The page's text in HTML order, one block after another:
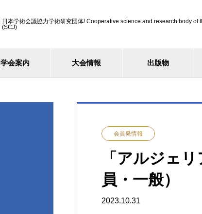
日本学術会議協力学術研究団体/ Cooperative science and research body of
(SCJ)
学会案内 大会情報 出版物
会員発情報
「アルジェ
員・一般）
2023.10.31